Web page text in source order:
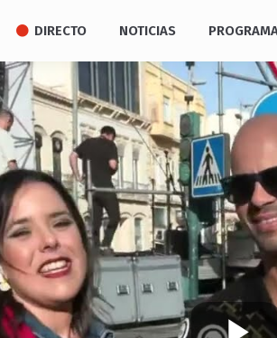
DIRECTO NOTICIAS